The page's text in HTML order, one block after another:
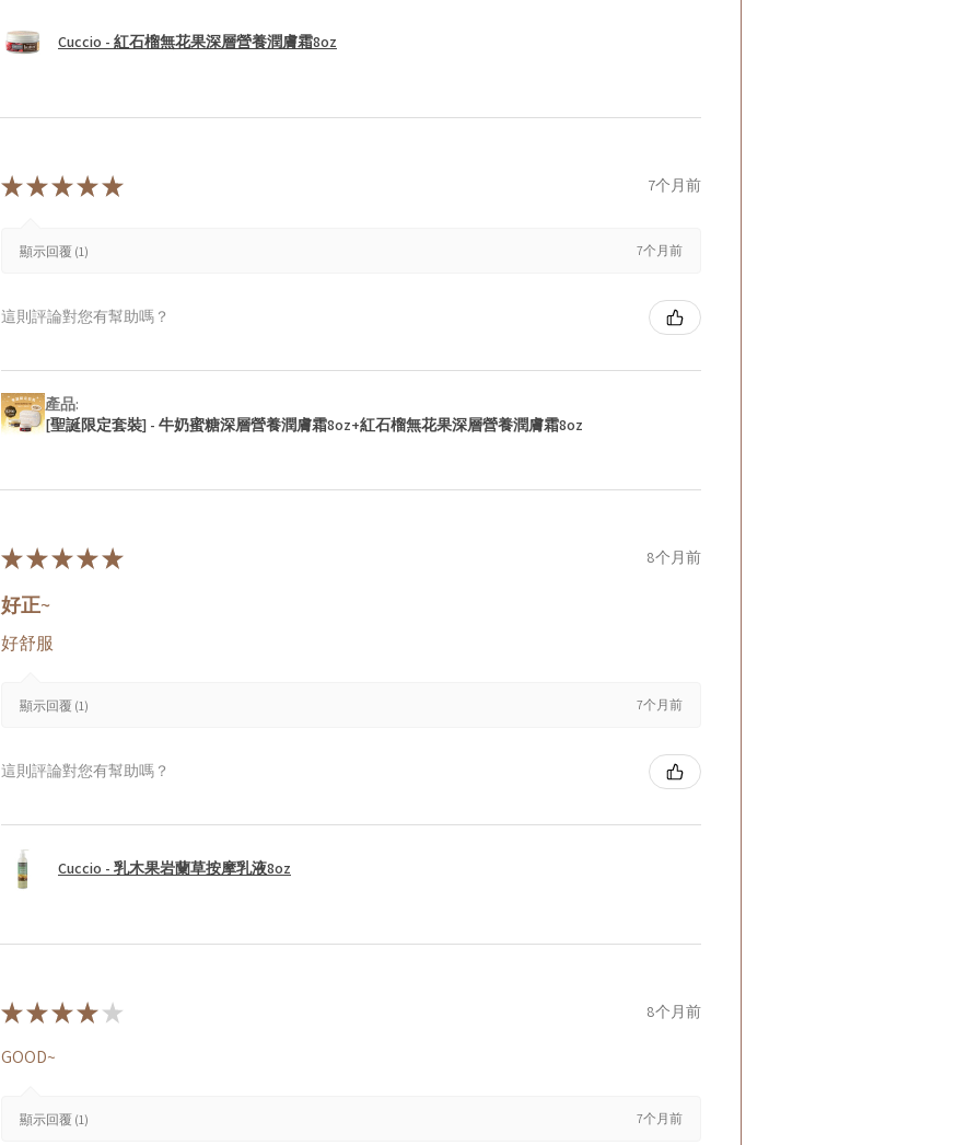
Cuccio - 紅石榴無花果深層營養潤膚霜8oz
★★★★★ 7个月前
顯示回覆 (1) 7个月前
這則評論對您有幫助嗎？
產品:
[聖誕限定套裝] - 牛奶蜜糖深層營養潤膚霜8oz+紅石榴無花果深層營養潤膚霜8oz
★★★★★ 8个月前
好正~
好舒服
顯示回覆 (1) 7个月前
這則評論對您有幫助嗎？
Cuccio - 乳木果岩蘭草按摩乳液8oz
★★★★★ 8个月前
GOOD~
顯示回覆 (1) 7个月前